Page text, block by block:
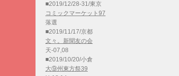
■2019/12/28-31/東京
コミックマーケット97
落選
■2019/11/17/京都
文々。新聞友の会
天-07,08
■2019/10/20/小倉
大⑨州東方祭39